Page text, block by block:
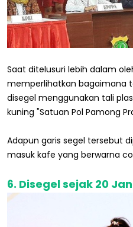
Saat ditelusuri lebih dalam
memperlihatkan bagaimana
disegel menggunakan tali
kuning "Satuan Pol Pamong
Adapun garis segel tersebut
masuk kafe yang berwarna
6. Disegel sejak 20